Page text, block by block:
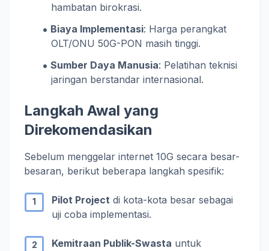
hambatan birokrasi.
Biaya Implementasi: Harga perangkat
OLT/ONU 50G-PON masih tinggi.
Sumber Daya Manusia: Pelatihan teknisi
jaringan berstandar internasional.
Langkah Awal yang
Direkomendasikan
Sebelum menggelar internet 10G secara besar-
besaran, berikut beberapa langkah spesifik:
Pilot Project di kota-kota besar sebagai
uji coba implementasi.
Kemitraan Publik-Swasta untuk